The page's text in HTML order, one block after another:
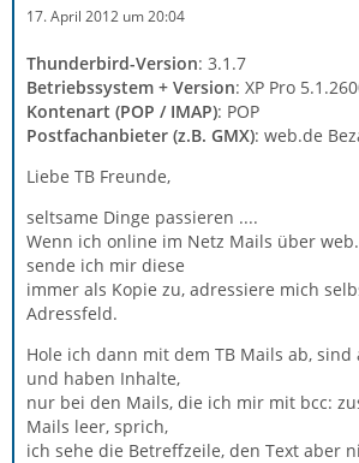
17. April 2012 um 20:04
Thunderbird-Version: 3.1.7
Betriebssystem + Version: XP Pro
Kontenart (POP / IMAP): POP
Postfachanbieter (z.B. GMX): web.de
Liebe TB Freunde,
seltsame Dinge passieren ....
Wenn ich online im Netz Mails über
sende ich mir diese
immer als Kopie zu, adressiere mich
Adressfeld.
Hole ich dann mit dem TB Mails ab,
und haben Inhalte,
nur bei den Mails, die ich mir mit bcc:
Mails leer, sprich,
ich sehe die Betreffzeile, den Text aber